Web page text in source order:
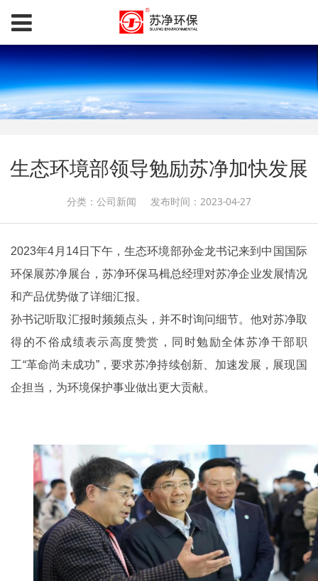
生态环境部领导勉励苏净加快发展
分类：公司新闻 发布时间：2023-04-27
2023年4月14日下午，生态环境部孙金龙书记来到中国国际
环保展苏净展台，苏净环保马楫总经理对苏净企业发展情况
和产品优势做了详细汇报。
孙书记听取汇报时频频点头，并不时询问细节。他对苏净取
得的不俗成绩表示高度赞赏，同时勉励全体苏净干部职
工“革命尚未成功”，要求苏净持续创新、加速发展，展现国
企担当，为环境保护事业做出更大贡献。